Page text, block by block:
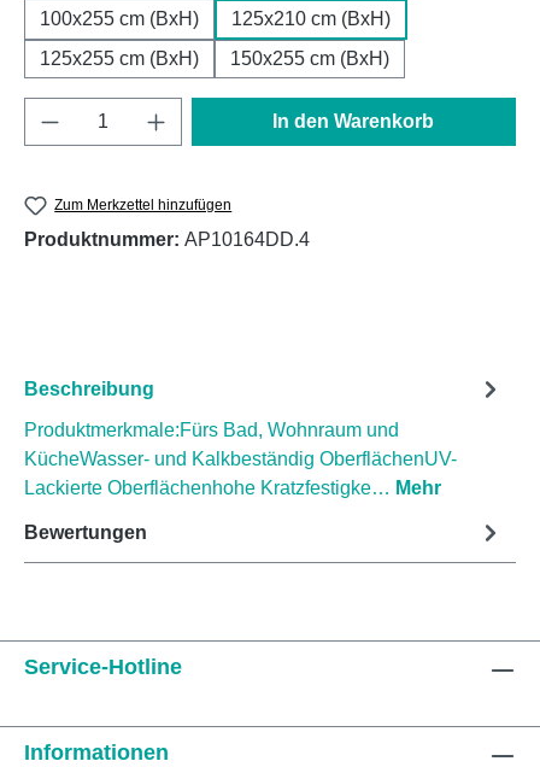
100x255 cm (BxH)
125x210 cm (BxH)
125x255 cm (BxH)
150x255 cm (BxH)
Produkt Anzahl: Gib den gewünschten
In den Warenkorb
Zum Merkzettel hinzufügen
Produktnummer: AP10164DD.4
Beschreibung
Produktmerkmale:Fürs Bad, Wohnraum und
KücheWasser- und Kalkbeständig OberflächenUV-
Lackierte Oberflächenhohe Kratzfestigke… Mehr
Bewertungen
Service-Hotline
Informationen